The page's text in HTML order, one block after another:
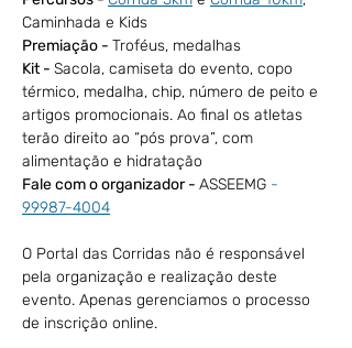
Caminhada e Kids
Premiação - Troféus, medalhas
Kit - Sacola, camiseta do evento, copo
térmico, medalha, chip, número de peito e
artigos promocionais. Ao final os atletas
terão direito ao “pós prova”, com
alimentação e hidratação
Fale com o organizador - ASSEEMG -
99987-4004
O Portal das Corridas não é responsável
pela organização e realização deste
evento. Apenas gerenciamos o processo
de inscrição online.